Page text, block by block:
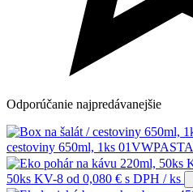
Odporúčanie najpredávanejšie
cestoviny 650ml, 1ks 01VWPASTA
50ks KV-8 od 0,080 € s DPH / ks